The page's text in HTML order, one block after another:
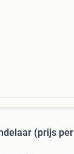
(prijs per